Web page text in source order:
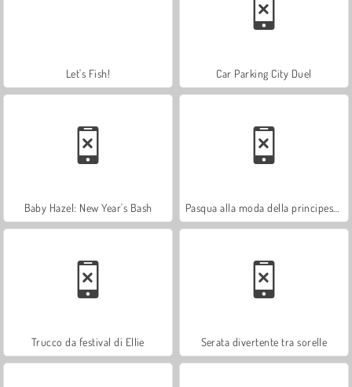
Let's Fish! Car Parking City Duel
Baby Hazel: New Year's Bash
Trucco da festival di Ellie Serata divertente tra sorelle